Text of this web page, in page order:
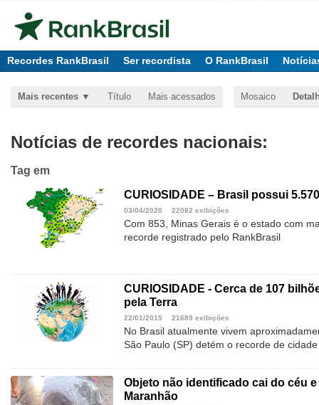
Recordes RankBrasil Ser recordista O RankBrasil
Mais recentes Título Mais acessados Mosaico
Notícias de recordes nacionais:
Tag em
CURIOSIDADE – Brasil possui
03/04/2020 22082 exibições
Com 853, Minas Gerais é o estado com
recorde registrado pelo RankBrasil
CURIOSIDADE - Cerca de 107
pela Terra
22/01/2015 21689 exibições
No Brasil atualmente vivem
São Paulo (SP) detém o recorde de
Objeto não identificado cai do céu
Maranhão